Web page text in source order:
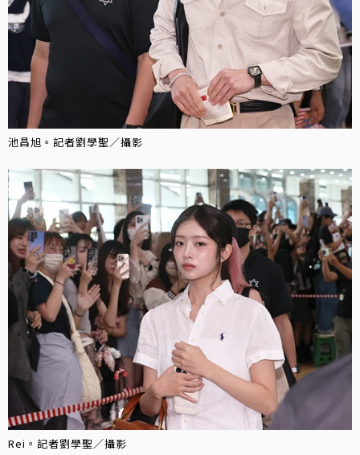
池昌旭。記者劉學聖／攝影
Rei。記者劉學聖／攝影